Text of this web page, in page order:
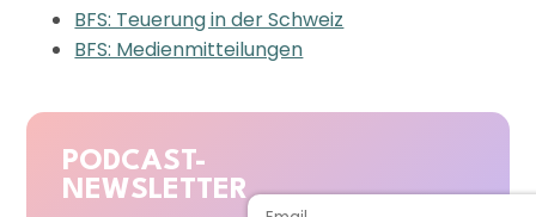
BFS: Teuerung in der Schweiz
BFS: Medienmitteilungen
PODCAST-
NEWSLETTER